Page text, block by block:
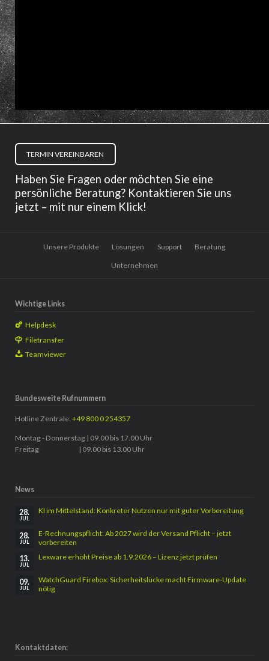
TERMIN VEREINBAREN
Haben Sie Fragen oder möchten Sie eine
persönliche Beratung? Kontaktieren Sie uns
jetzt – mit nur einem Klick!
Unsere Produkte Lösungen Support Beratung
Unternehmen
Wichtige Links
Helpdesk
Filetransfer
Teamviewer
Bundesweite Rufnummern
Hotline Zentrale: +49 800 0 254357
Montag - Donnerstag | 09.00 bis 17.00 Uhr
Freitag | 09.00 bis 13.00 Uhr
News
28.
JUL
KI im Mittelstand: Konkreter Nutzen nur mit guter Vorbereitung
28.
JUL
E-Rechnungspflicht: Ab 2027 wird der Versand Pflicht – jetzt
vorbereiten
13.
JUL
Lexware erhöht Preise ab 1.9.2026 – Lizenz jetzt prüfen
09.
JUL
WatchGuard Firebox: Sicherheitslücke macht Firmware-Update
nötig
Kontaktdaten: